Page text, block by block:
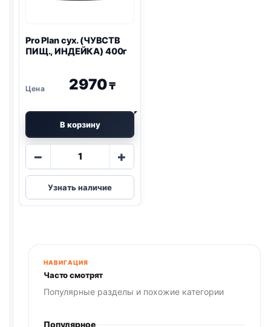
Pro Planсух. (ЧУВСТВ
ПИЩ., ИНДЕЙКА) 400г
2970₸
В корзину
−
Количество
Pro
Plan
сух.
400г
+
Узнать наличие
НАВИГАЦИЯ
Часто смотрят
Популярные разделы и похожие категории
Популярное